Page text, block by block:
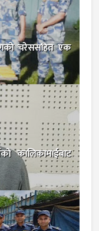
चरेससहित एक
कालिकामाईबाट